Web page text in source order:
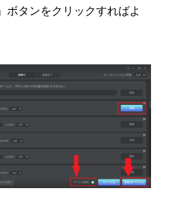
ボタンをクリックすればよ